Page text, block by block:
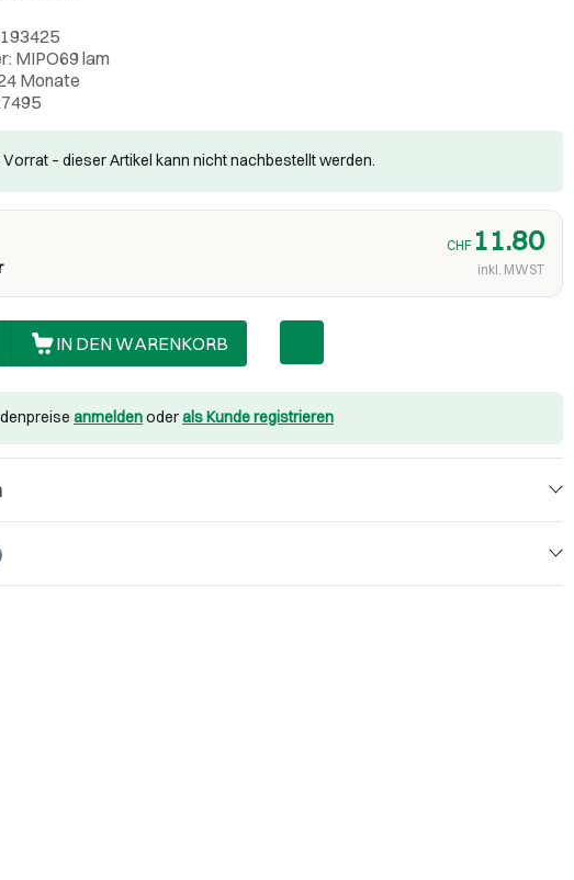
MIPO69 lam
Monate
– dieser Artikel kann nicht nachbestellt werden.
CHF 11.80
inkl. MWST
IN DEN WARENKORB
anmeldenoderals Kunde registrieren